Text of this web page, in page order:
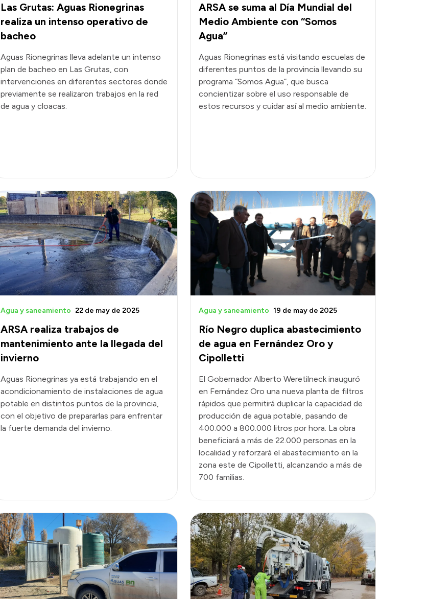
Las Grutas: Aguas Rionegrinas
realiza un intenso operativo de
bacheo
Aguas Rionegrinas lleva adelante un intenso
plan de bacheo en Las Grutas, con
intervenciones en diferentes sectores donde
previamente se realizaron trabajos en la red
de agua y cloacas.
ARSA se suma al Día Mundial del
Medio Ambiente con “Somos
Agua”
Aguas Rionegrinas está visitando escuelas de
diferentes puntos de la provincia llevando su
programa “Somos Agua”, que busca
concientizar sobre el uso responsable de
estos recursos y cuidar así al medio ambiente.
ARSA realiza trabajos de
mantenimiento ante la llegada del
invierno
Agua y saneamiento 22 de may de 2025
Aguas Rionegrinas ya está trabajando en el
acondicionamiento de instalaciones de agua
potable en distintos puntos de la provincia,
con el objetivo de prepararlas para enfrentar
la fuerte demanda del invierno.
Río Negro duplica abastecimiento
de agua en Fernández Oro y
Cipolletti
Agua y saneamiento 19 de may de 2025
El Gobernador Alberto Weretilneck inauguró
en Fernández Oro una nueva planta de filtros
rápidos que permitirá duplicar la capacidad de
producción de agua potable, pasando de
400.000 a 800.000 litros por hora. La obra
beneficiará a más de 22.000 personas en la
localidad y reforzará el abastecimiento en la
zona este de Cipolletti, alcanzando a más de
700 familias.